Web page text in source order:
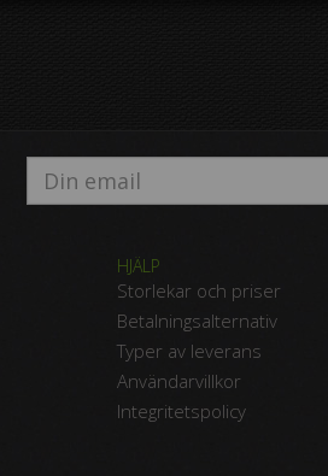
HJÄLP
Storlekar och priser
Betalningsalternativ
Typer av leverans
Användarvillkor
Integritetspolicy